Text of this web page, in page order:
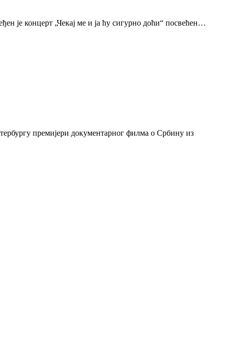
је концерт „Чекај ме и ја ћу сигурно доћи“ посвећен…
премијери документарног филма о Србину из